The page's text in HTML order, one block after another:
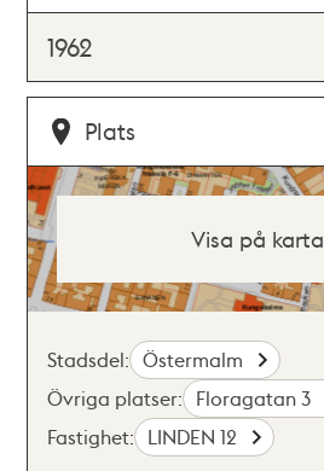
1962
Plats
Visa på karta
Stadsdel: Östermalm
Övriga platser: Floragatan 3
Fastighet: LINDEN 12